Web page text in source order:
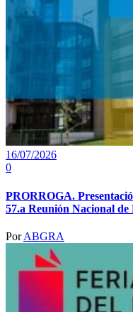
16/07/2026
0
PRORROGA.
57.a Reunión Nacional de
PorABGRA